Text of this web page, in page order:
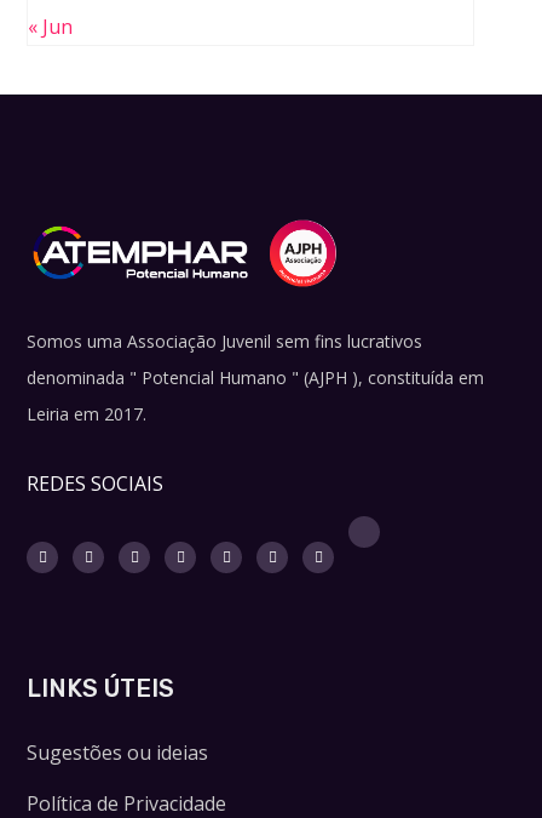
« Jun
Somos uma Associação Juvenil sem fins lucrativos
denominada " Potencial Humano " (AJPH ), constituída em
Leiria em 2017.
REDES SOCIAIS
LINKS ÚTEIS
Sugestões ou ideias
Política de Privacidade